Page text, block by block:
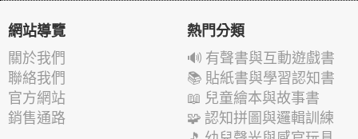
網站導覽
關於我們
聯絡我們
官方網站
銷售通路
熱門分類
🔊 有聲書與互動遊戲書
📚 貼紙書與學習認知書
📖 兒童繪本與故事書
🧩 認知拼圖與邏輯訓練